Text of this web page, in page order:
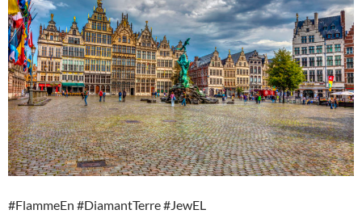
#FlammeEn #DiamantTerre #JewEL